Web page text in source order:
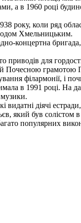
а в 1960 році
року, коли ряд
Хмельницьким.
концертна
приводів для
Почесною
філармонії,
в 1991 році. На
видатні діячі
який був солістом
популярних